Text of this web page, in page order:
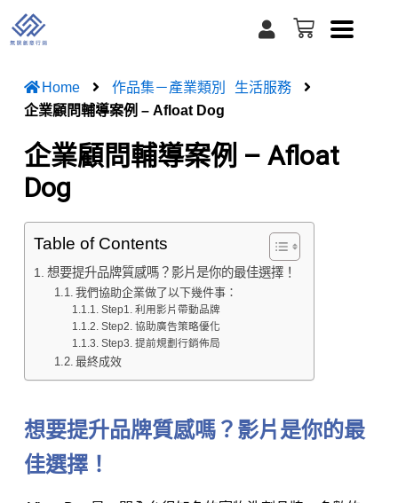
至
U
s
r
購
物
Home 作品集－產業類別
生活服務
企業顧問輔導案例 – Afloat Dog
企業顧問輔導案例 – Afloat
Dog
Table of Contents
想要提升品牌質感嗎？影片是你的最佳選擇！
我們協助企業做了以下幾件事：
Step1. 利用影片帶動品牌
Step2. 協助廣告策略優化
Step3. 提前規劃行銷佈局
最終成效
想要提升品牌質感嗎？影片是你的最
佳選擇！